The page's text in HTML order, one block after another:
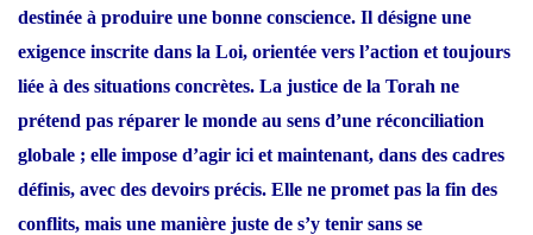
destinée à produire une bonne conscience. Il désigne une
exigence inscrite dans la Loi, orientée vers l’action et toujours
liée à des situations concrètes. La justice de la Torah ne
prétend pas réparer le monde au sens d’une réconciliation
globale ; elle impose d’agir ici et maintenant, dans des cadres
définis, avec des devoirs précis. Elle ne promet pas la fin des
conflits, mais une manière juste de s’y tenir sans se